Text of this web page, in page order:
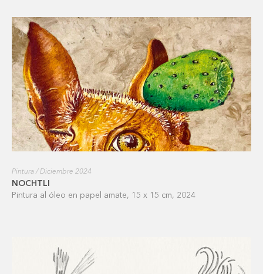
Pintura / Diciembre 2024
NOCHTLI
Pintura al óleo en papel amate, 15 x 15 cm, 2024